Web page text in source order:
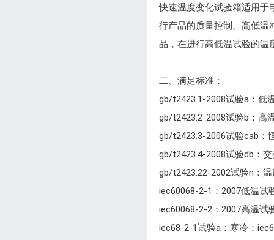
快速温度变化试验箱适用于
行产品的质量控制。高低
品，在进行高低温试验的温
二、满足标准：
gb/t2423.1-2008试验a：低
gb/t2423.2-2008试验b：高
gb/t2423.3-2006试验cab：
gb/t2423.4-2008试验db：
gb/t2423.22-2002试验n：
iec60068-2-1：2007低温试
iec60068-2-2：2007高温试
iec68-2-1试验a：寒冷；